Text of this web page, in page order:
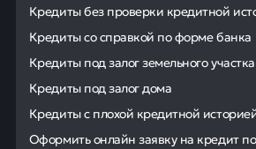
Кредиты без проверки кредитной
Кредиты со справкой по форме банка
Кредиты под залог земельного участка
Кредиты под залог дома
Кредиты с плохой кредитной
Оформить онлайн заявку на кредит